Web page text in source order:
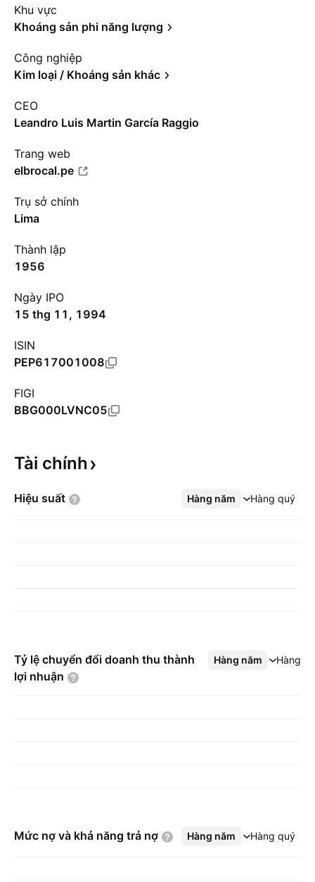
Khu vực
Khoáng sản phi năng lượng
Công nghiệp
Kim loại / Khoáng sản khác
CEO
Leandro Luis Martin García Raggio
Trang web
elbrocal.pe
Trụ sở chính
Lima
Thành lập
1956
Ngày IPO
15 thg 11, 1994
ISIN
PEP617001008
FIGI
BBG000LVNC05
Tài chính
Hiệu suất Hàng năm Hàng quý
Xem thêm
Tỷ lệ chuyển đổi doanh thu thành
lợi nhuận
Hàng năm Hàng
Xem thêm
Mức nợ và khả năng trả nợ Hàng năm Hàng quý
Xem thêm